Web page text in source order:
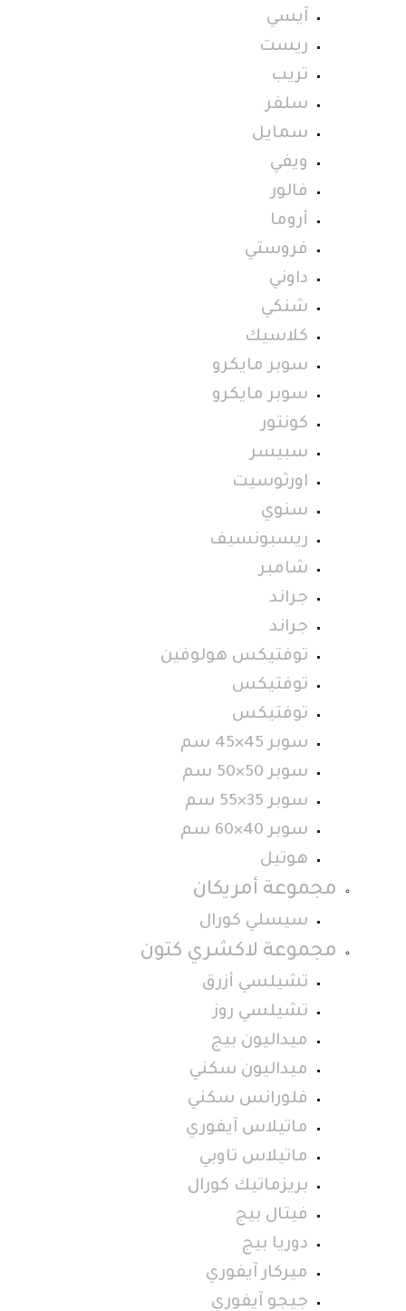
آيسي
ريست
تريب
سلفر
سمايل
ويفي
فالور
أروما
فروستي
داوني
شنكي
كلاسيك
سوبر مايكرو
سوبر مايكرو
كونتور
سبيسر
اورثوسيت
سنوي
ريسبونسيف
شامبر
جراند
جراند
توفتيكس هولوفين
توفتيكس
توفتيكس
سوبر 45×45 سم
سوبر 50×50 سم
سوبر 35×55 سم
سوبر 40×60 سم
هوتيل
مجموعة أمريكان
سيسلي كورال
مجموعة لاكشري كتون
تشيلسي أزرق
تشيلسي روز
ميداليون بيج
ميداليون سكني
فلورانس سكني
ماتيلاس آيفوري
ماتيلاس تاوبي
بريزماتيك كورال
فيتال بيج
دوريا بيج
ميركار آيفوري
جيجو آيفوري